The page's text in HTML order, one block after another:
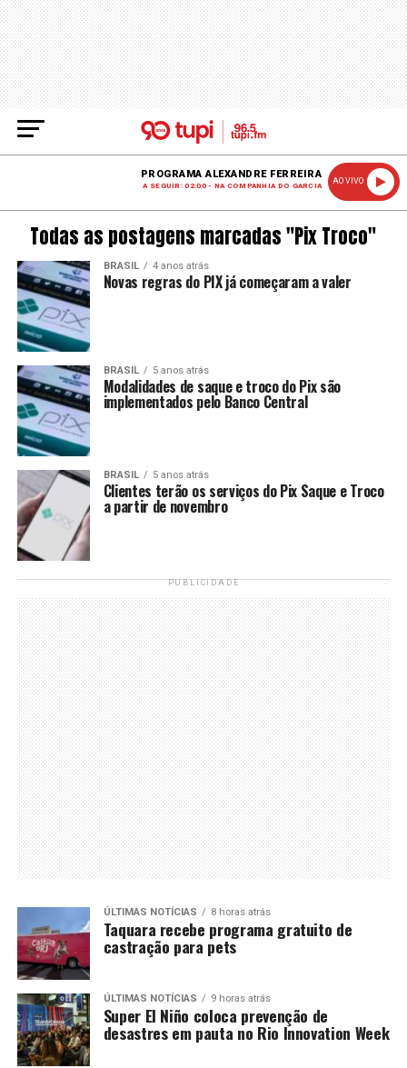
PROGRAMA ALEXANDRE FERREIRA
A SEGUIR: 02:00 - NA COMPANHIA DO GARCIA
AO VIVO
Todas as postagens marcadas "Pix Troco"
BRASIL 4 anos atrás
Novas regras do PIX já começaram a valer
BRASIL 5 anos atrás
Modalidades de saque e troco do Pix são
implementados pelo Banco Central
BRASIL 5 anos atrás
Clientes terão os serviços do Pix Saque e Troco
a partir de novembro
PUBLICIDADE
ÚLTIMAS NOTÍCIAS 8 horas atrás
Taquara recebe programa gratuito de
castração para pets
ÚLTIMAS NOTÍCIAS 9 horas atrás
Super El Niño coloca prevenção de
desastres em pauta no Rio Innovation Week